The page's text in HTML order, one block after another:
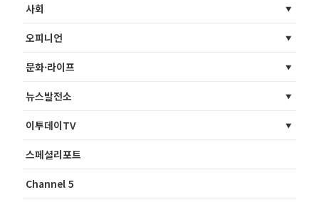
사회
오피니언
문화·라이프
뉴스발전소
이투데이TV
스페셜리포트
Channel 5